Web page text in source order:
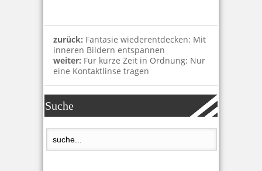
zurück: Fantasie wiederentdecken: Mit
inneren Bildern entspannen
weiter: Für kurze Zeit in Ordnung: Nur
eine Kontaktlinse tragen
Suche